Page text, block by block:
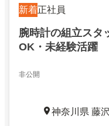
新着正社員
腕時計の組立スタ
OK・未経験活躍
非公開
神奈川県 藤